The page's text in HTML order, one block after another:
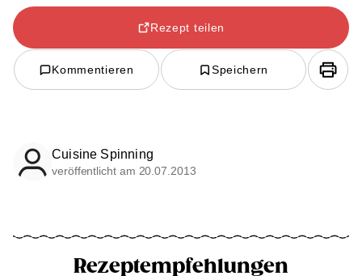
Rezept teilen
Kommentieren Speichern
Cuisine Spinning
veröffentlicht am 20.07.2013
Rezeptempfehlungen